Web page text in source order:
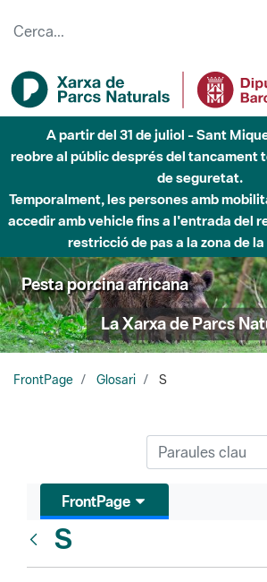
A partir del 31 de juliol - Sant
reobre al públic després del tancament
de seguretat.
Temporalment, les persones amb
accedir amb vehicle fins a l'entrada del
restricció de pas a la zona de
Pesta porcina africana
La Xarxa de Parcs
FrontPage Glosari S
FrontPage
S